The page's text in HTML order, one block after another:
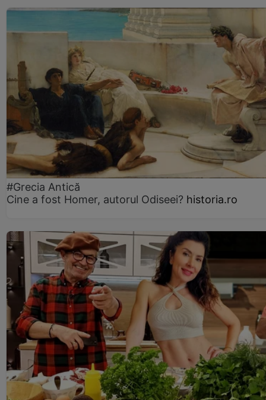
#Grecia Antică
Cine a fost Homer, autorul Odiseei? historia.ro